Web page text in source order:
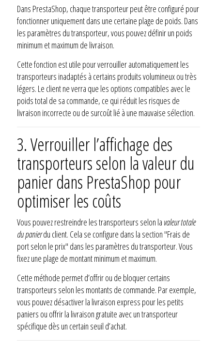
Dans PrestaShop, chaque transporteur peut être configuré pour
fonctionner uniquement dans une certaine plage de poids. Dans
les paramètres du transporteur, vous pouvez définir un poids
minimum et maximum de livraison.
Cette fonction est utile pour verrouiller automatiquement les
transporteurs inadaptés à certains produits volumineux ou très
légers. Le client ne verra que les options compatibles avec le
poids total de sa commande, ce qui réduit les risques de
livraison incorrecte ou de surcoût lié à une mauvaise sélection.
3.Verrouiller l’affichage des
transporteurs selon la valeur du
panier dans PrestaShop pour
optimiser les coûts
Vous pouvez restreindre les transporteurs selon la valeur totale
du panierdu client. Cela se configure dans la section "Frais de
port selon le prix" dans les paramètres du transporteur. Vous
fixez une plage de montant minimum et maximum.
Cette méthode permet d’offrir ou de bloquer certains
transporteurs selon les montants de commande. Par exemple,
vous pouvez désactiver la livraison express pour les petits
paniers ou offrir la livraison gratuite avec un transporteur
spécifique dès un certain seuil d’achat.